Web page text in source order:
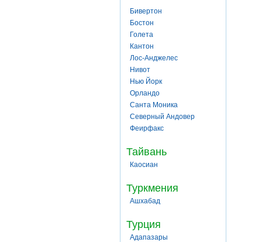
Бивертон
Бостон
Голета
Кантон
Лос-Анджелес
Нивот
Нью Йорк
Орландо
Санта Моника
Северный Андовер
Феирфакс
Тайвань
Каосиан
Туркмения
Ашхабад
Турция
Адапазары